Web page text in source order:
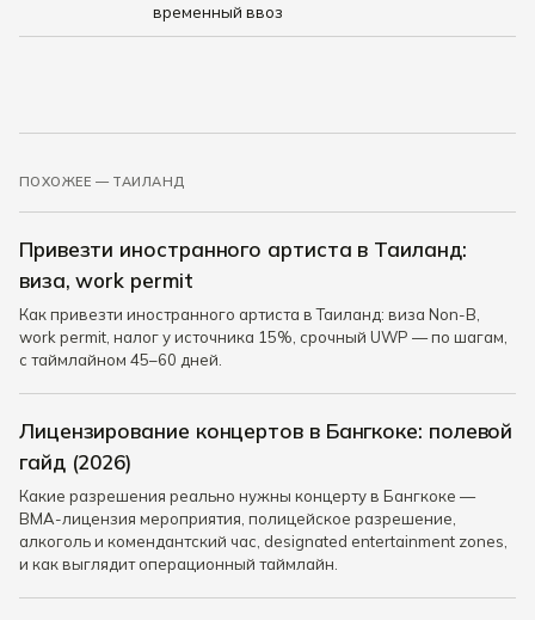
временный ввоз
ПОХОЖЕЕ — ТАИЛАНД
Привезти иностранного артиста в Таиланд:
виза, work permit
Как привезти иностранного артиста в Таиланд: виза Non-B,
work permit, налог у источника 15%, срочный UWP — по шагам,
с таймлайном 45–60 дней.
Лицензирование концертов в Бангкоке: полевой
гайд (2026)
Какие разрешения реально нужны концерту в Бангкоке —
BMA-лицензия мероприятия, полицейское разрешение,
алкоголь и комендантский час, designated entertainment zones,
и как выглядит операционный таймлайн.